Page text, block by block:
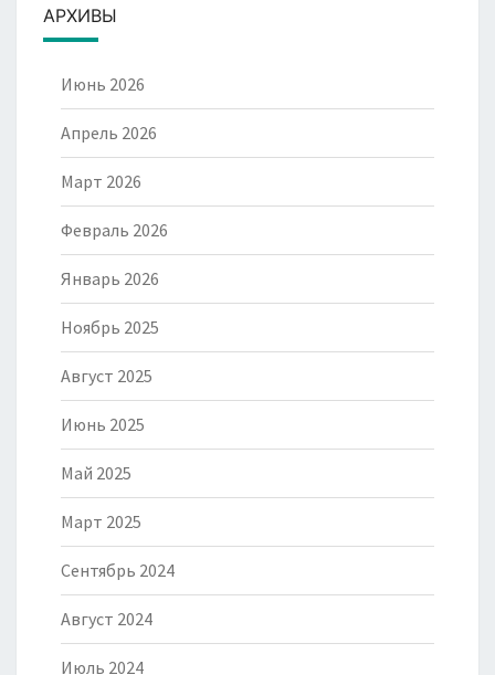
АРХИВЫ
Июнь 2026
Апрель 2026
Март 2026
Февраль 2026
Январь 2026
Ноябрь 2025
Август 2025
Июнь 2025
Май 2025
Март 2025
Сентябрь 2024
Август 2024
Июль 2024